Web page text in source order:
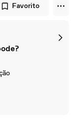
Favorito